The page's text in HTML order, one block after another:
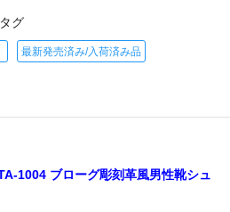
グ
最新発売済み/入荷済み品
1004 ブローグ彫刻革風男性靴シュ